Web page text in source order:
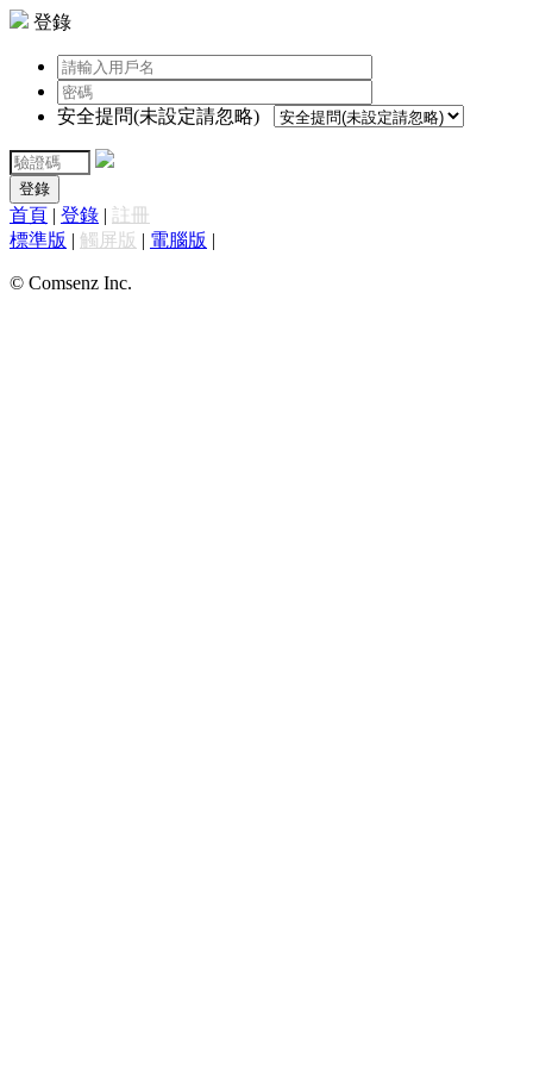
登錄
安全提問(未設定請忽略)
登錄
首頁 | 登錄 | 註冊
標準版 | 觸屏版 | 電腦版 |
© Comsenz Inc.